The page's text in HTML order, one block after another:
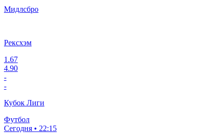
Мидлсбро
Рексхэм
1.67
4.90
-
-
Кубок Лиги
Футбол
Сегодня • 22:15